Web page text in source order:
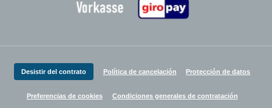
Zahlungsanbieter
Desistir del contrato Política de cancelación Protección de datos
Preferencias de cookies Condiciones generales de contratación